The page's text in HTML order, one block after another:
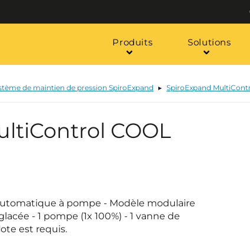
Produits Solutions
de maintien de pression SpiroExpand SpiroExpand
COOL
à pompe - Modèle modulaire
- 1 pompe (1x 100%) - 1 vanne de
est requis.